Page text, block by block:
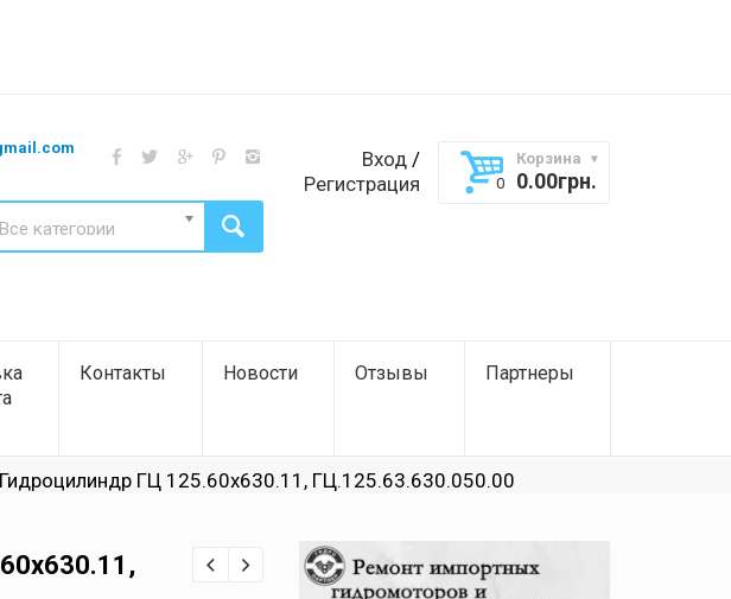
Все категории
Вход /
Регистрация
Корзина
0.00грн.
Контакты Новости Отзывы Партнеры
ГЦ 125.60х630.11, ГЦ.125.63.630.050.00